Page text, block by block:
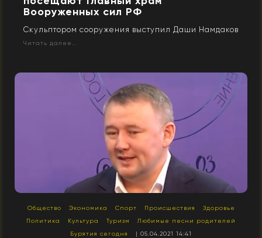
Вооруженных сил РФ
Скульптором сооружения выступил Даши Намдаков
Читать далее...
Общество Экономика Спорт Происшествия
Здоровье
Политика
Культура Туризм
Любимые песни родителей
Бурятия сегодня
| 05.04.2021 14:41